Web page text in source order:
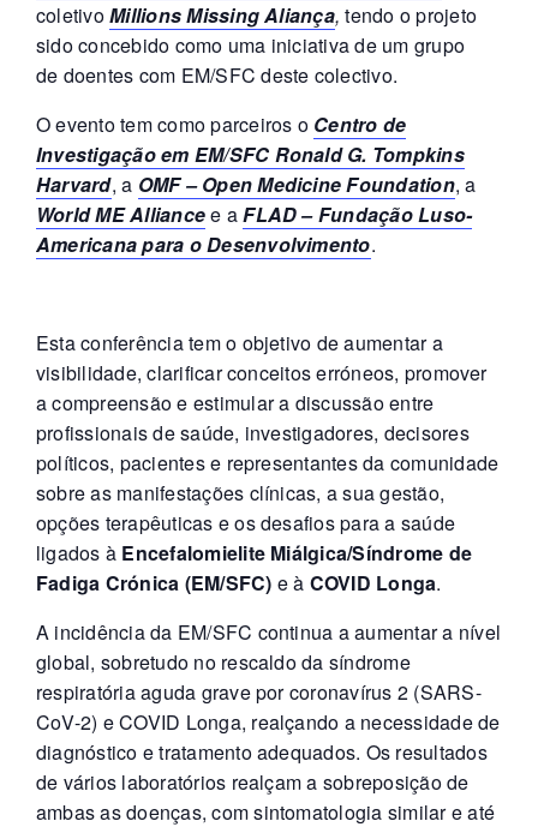
coletivoMillions Missing Aliança, tendo o projeto
sido concebido como uma iniciativa de um grupo
de doentes com EM/SFC deste colectivo.
O evento tem como parceiros o Centro de
Investigação em EM/SFC Ronald G. Tompkins
Harvard, a OMF – Open Medicine Foundation, a
World ME Alliancee aFLAD – Fundação Luso-
Americana para o Desenvolvimento.
Esta conferência tem o objetivo de aumentar a
visibilidade, clarificar conceitos erróneos, promover
a compreensão e estimular a discussão entre
profissionais de saúde, investigadores, decisores
políticos, pacientes e representantes da comunidade
sobre as manifestações clínicas, a sua gestão,
opções terapêuticas e os desafios para a saúde
ligados à Encefalomielite Miálgica/Síndrome de
Fadiga Crónica (EM/SFC) e à COVID Longa.
A incidência da EM/SFC continua a aumentar a nível
global, sobretudo no rescaldo da síndrome
respiratória aguda grave por coronavírus 2 (SARS-
CoV-2) e COVID Longa, realçando a necessidade de
diagnóstico e tratamento adequados. Os resultados
de vários laboratórios realçam a sobreposição de
ambas as doenças, com sintomatologia similar e até